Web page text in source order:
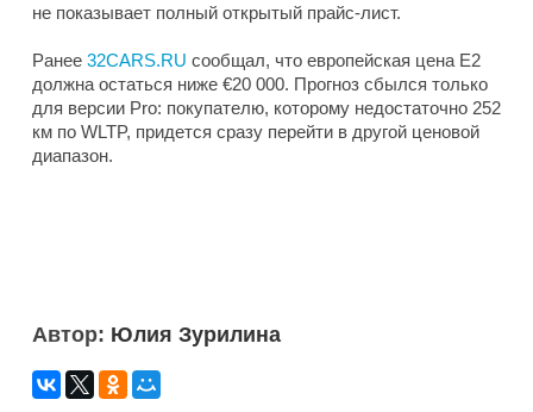
не показывает полный открытый прайс-лист.
Ранее 32CARS.RU сообщал, что европейская цена E2
должна остаться ниже €20 000. Прогноз сбылся только
для версии Pro: покупателю, которому недостаточно 252
км по WLTP, придется сразу перейти в другой ценовой
диапазон.
Автор: Юлия Зурилина